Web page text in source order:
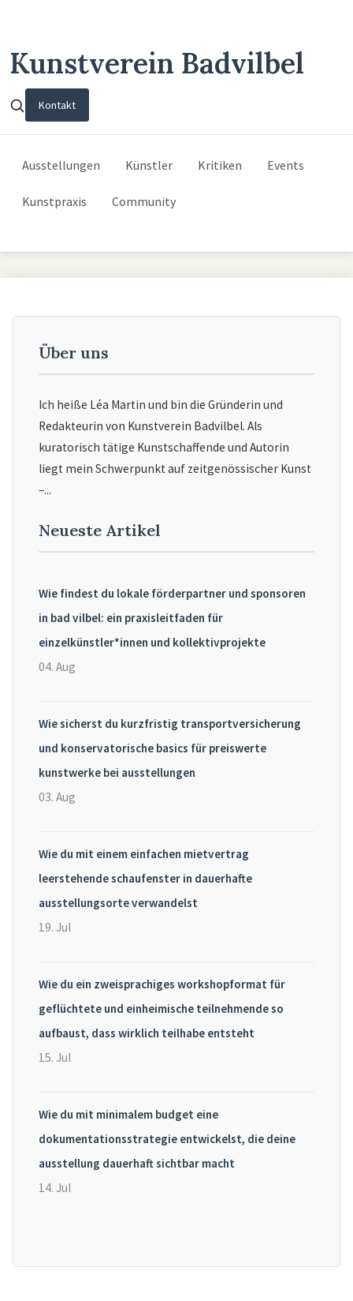
Kunstverein Badvilbel
Kontakt
Ausstellungen Künstler Kritiken Events
Kunstpraxis Community
Über uns
Ich heiße Léa Martin und bin die Gründerin und
Redakteurin von Kunstverein Badvilbel. Als
kuratorisch tätige Kunstschaffende und Autorin
liegt mein Schwerpunkt auf zeitgenössischer Kunst
–...
Neueste Artikel
Wie findest du lokale förderpartner und sponsoren
in bad vilbel: ein praxisleitfaden für
einzelkünstler*innen und kollektivprojekte
04. Aug
Wie sicherst du kurzfristig transportversicherung
und konservatorische basics für preiswerte
kunstwerke bei ausstellungen
03. Aug
Wie du mit einem einfachen mietvertrag
leerstehende schaufenster in dauerhafte
ausstellungsorte verwandelst
19. Jul
Wie du ein zweisprachiges workshopformat für
geflüchtete und einheimische teilnehmende so
aufbaust, dass wirklich teilhabe entsteht
15. Jul
Wie du mit minimalem budget eine
dokumentationsstrategie entwickelst, die deine
ausstellung dauerhaft sichtbar macht
14. Jul